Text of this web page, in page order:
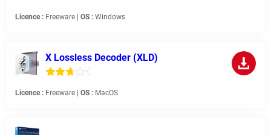
Licence : Freeware | OS : Windows
X Lossless Decoder (XLD)
Licence : Freeware | OS : MacOS